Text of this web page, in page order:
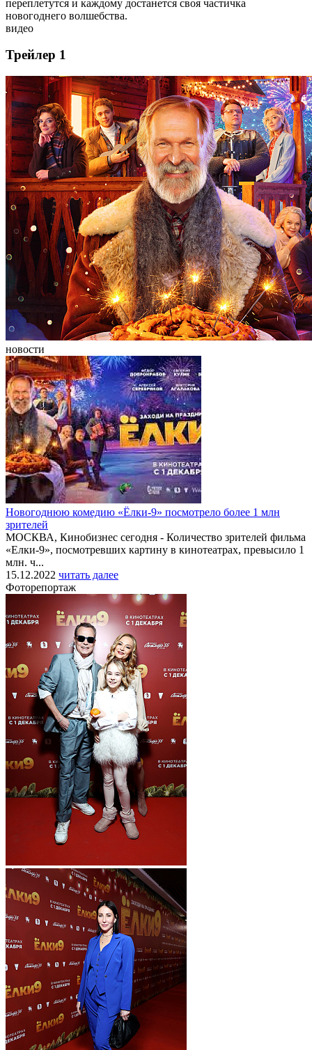
переплетутся и каждому достанется своя частичка
новогоднего волшебства.
видео
Трейлер 1
новости
Новогоднюю комедию «Ёлки-9» посмотрело более 1 млн
зрителей
МОСКВА, Кинобизнес сегодня - Количество зрителей фильма
«Елки-9», посмотревших картину в кинотеатрах, превысило 1
млн. ч...
15.12.2022 читать далее
Фоторепортаж